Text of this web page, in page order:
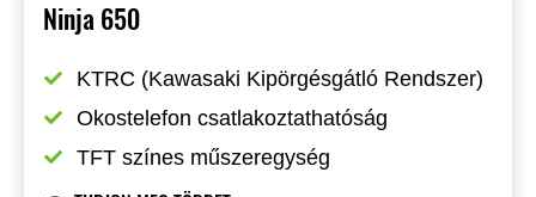
Ninja 650
KTRC (Kawasaki Kipörgésgátló Rendszer)
Okostelefon csatlakoztathatóság
TFT színes műszeregység